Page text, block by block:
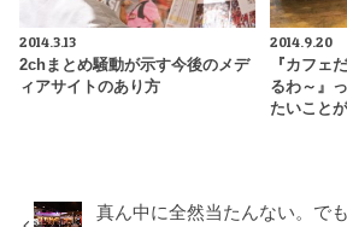
2014.3.13
2chまとめ騒動が示す今後のメデ
ィアサイトのあり方
2014.9.20
『カフェ
るわ～』
たいこと
真ん中に全然当たんない。で